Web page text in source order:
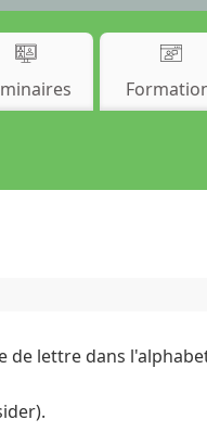
de lettre dans